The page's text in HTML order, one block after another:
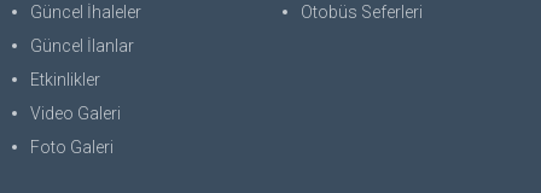
Güncel İhaleler
Güncel İlanlar
Etkinlikler
Video Galeri
Foto Galeri
Otobüs Seferleri